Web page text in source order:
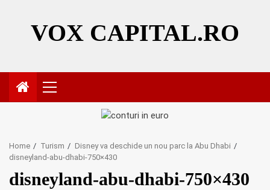
VOX CAPITAL.RO
Primary
Menu
Home Turism
Disney va deschide un nou parc la Abu Dhabi
disneyland-abu-dhabi-750×430
disneyland-abu-dhabi-750×430